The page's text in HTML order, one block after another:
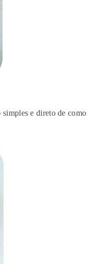
e direto de como